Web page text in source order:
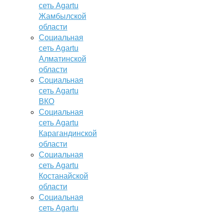
сеть Agartu
Жамбылской
области
Социальная
сеть Agartu
Алматинской
области
Социальная
сеть Agartu
ВКО
Социальная
сеть Agartu
Карагандинской
области
Социальная
сеть Agartu
Костанайской
области
Социальная
сеть Agartu